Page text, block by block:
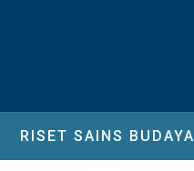
RISET SAINS BUDAYA